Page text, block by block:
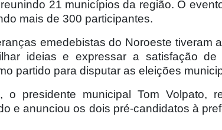
21 municípios da região. O
mais de 300 participantes.
emedebistas do Noroeste tiveram
ideias e expressar a satisfação
partido para disputar as eleições
o presidente municipal Tom Volpato,
e anunciou os dois pré-candidatos à